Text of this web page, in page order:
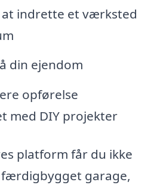
indrette et værksted
din ejendom
opførelse
med DIY projekter
platform får du ikke
garage,